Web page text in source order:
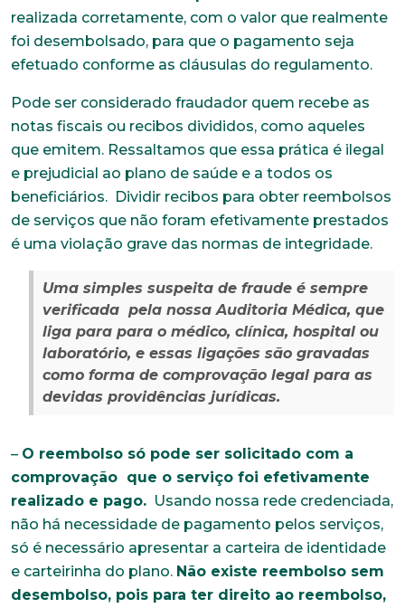
realizada corretamente, com o valor que realmente
foi desembolsado, para que o pagamento seja
efetuado conforme as cláusulas do regulamento.
Pode ser considerado fraudador quem recebe as
notas fiscais ou recibos divididos, como aqueles
que emitem. Ressaltamos que essa prática é ilegal
e prejudicial ao plano de saúde e a todos os
beneficiários. Dividir recibos para obter reembolsos
de serviços que não foram efetivamente prestados
é uma violação grave das normas de integridade.
Uma simples suspeita de fraude é sempre
verificada pela nossa Auditoria Médica, que
liga para para o médico, clínica, hospital ou
laboratório, e essas ligações são gravadas
como forma de comprovação legal para as
devidas providências jurídicas.
– O reembolso só pode ser solicitado com a
comprovação que o serviço foi efetivamente
realizado e pago. Usando nossa rede credenciada,
não há necessidade de pagamento pelos serviços,
só é necessário apresentar a carteira de identidade
e carteirinha do plano. Não existe reembolso sem
desembolso, pois para ter direito ao reembolso,